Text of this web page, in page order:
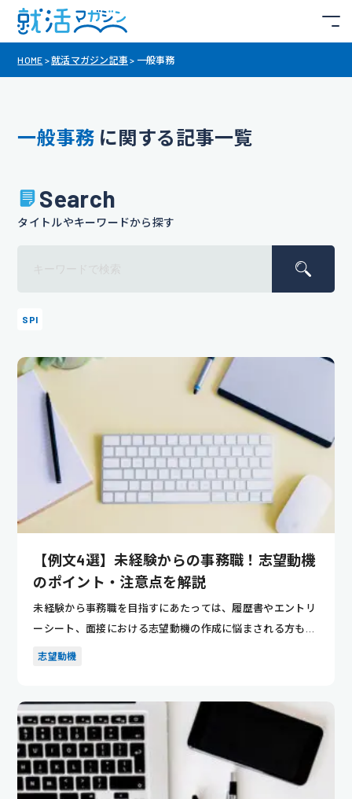
HOME >就活マガジン記事 > 一般事務
一般事務 に関する記事一覧
Search
タイトルやキーワードから探す
SPI
【例文4選】未経験からの事務職！志望動機
のポイント・注意点を解説
未経験から事務職を目指すにあたっては、履歴書やエントリ
ーシート、面接における志望動機の作成に悩まされる方も多
いのではない...
志望動機